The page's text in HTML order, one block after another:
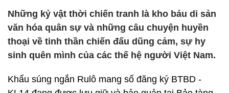
Những kỷ vật thời chiến tranh là kho báu di sản
văn hóa quân sự và những câu chuyện huyền
thoại về tinh thần chiến đấu dũng cảm, sự hy
sinh quên mình của các thế hệ người Việt Nam.
Khẩu súng ngắn Rulô mang số đăng ký BTBD -